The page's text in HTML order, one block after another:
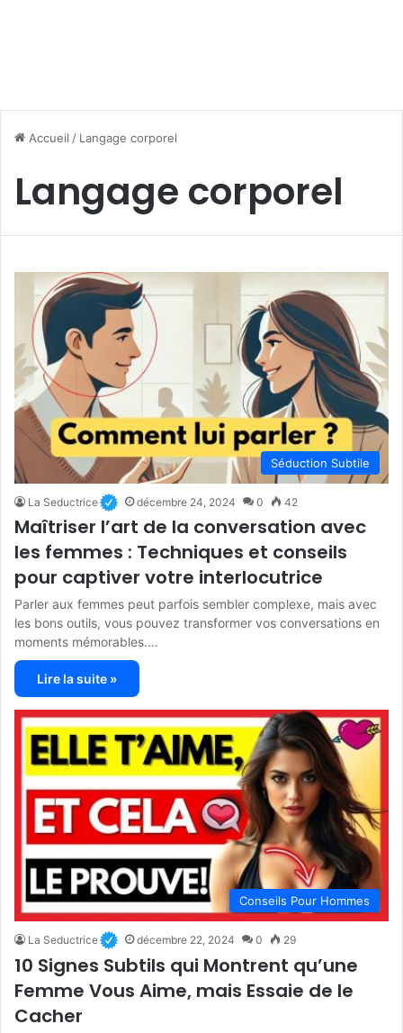
Accueil / Langage corporel
Langage corporel
Séduction Subtile
La Seductrice décembre 24, 2024 0 42
Maîtriser l’art de la conversation avec
les femmes : Techniques et conseils
pour captiver votre interlocutrice
Parler aux femmes peut parfois sembler complexe, mais avec
les bons outils, vous pouvez transformer vos conversations en
moments mémorables.…
Lire la suite »
Conseils Pour Hommes
La Seductrice décembre 22, 2024 0 29
10 Signes Subtils qui Montrent qu’une
Femme Vous Aime, mais Essaie de le
Cacher